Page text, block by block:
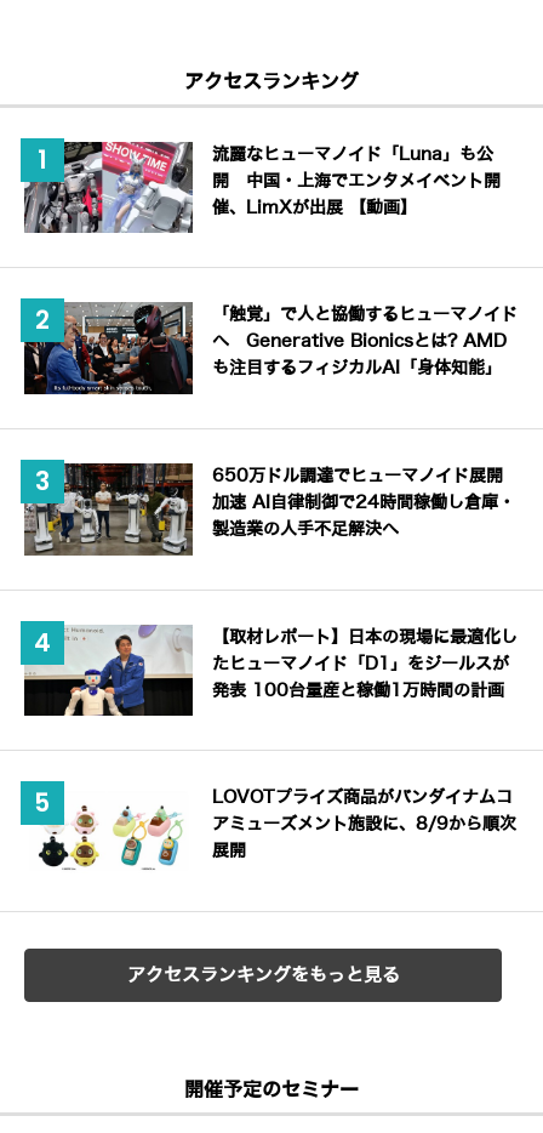
アクセスランキング
流麗なヒューマノイド「Luna」も公
開 中国・上海でエンタメイベント開
催、LimXが出展 【動画】
「触覚」で人と協働するヒューマノイド
へ Generative Bionicsとは? AMD
も注目するフィジカルAI「身体知能」
650万ドル調達でヒューマノイド展開
加速 AI自律制御で24時間稼働し倉庫・
製造業の人手不足解決へ
【取材レポート】日本の現場に最適化し
たヒューマノイド「D1」をジールスが
発表 100台量産と稼働1万時間の計画
LOVOTプライズ商品がバンダイナムコ
アミューズメント施設に、8/9から順次
展開
アクセスランキングをもっと見る
開催予定のセミナー